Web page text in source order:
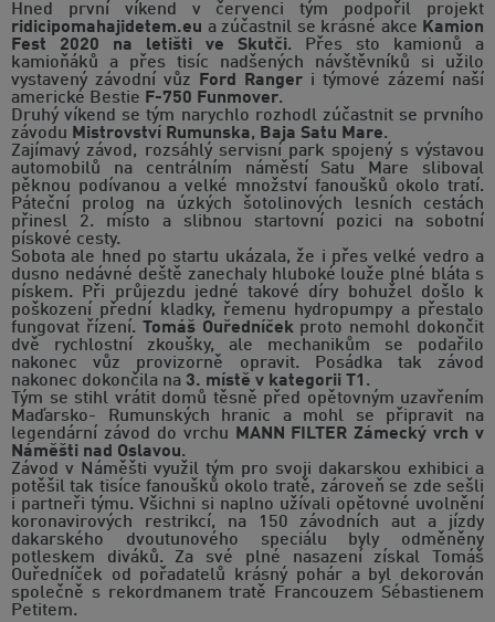
Hned první víkend v červenci tým podpořil projekt
ridicipomahajidetem.eu a zúčastnil se krásné akce Kamion
Fest 2020 na letišti ve Skutči. Přes sto kamionů a
kamioňáků a přes tisíc nadšených návštěvníků si užilo
vystavený závodní vůz Ford Ranger i týmové zázemí naší
americké Bestie F-750 Funmover.
Druhý víkend se tým narychlo rozhodl zúčastnit se prvního
závodu Mistrovství Rumunska, Baja Satu Mare.
Zajímavý závod, rozsáhlý servisní park spojený s výstavou
automobilů na centrálním náměstí Satu Mare sliboval
pěknou podívanou a velké množství fanoušků okolo tratí.
Páteční prolog na úzkých šotolinových lesních cestách
přinesl 2. místo a slibnou startovní pozici na sobotní
pískové cesty.
Sobota ale hned po startu ukázala, že i přes velké vedro a
dusno nedávné deště zanechaly hluboké louže plné bláta s
pískem. Při průjezdu jedné takové díry bohužel došlo k
poškození přední kladky, řemenu hydropumpy a přestalo
fungovat řízení. Tomáš Ouředníček proto nemohl dokončit
dvě rychlostní zkoušky, ale mechanikům se podařilo
nakonec vůz provizorně opravit. Posádka tak závod
nakonec dokončila na 3. místě v kategorii T1 .
Tým se stihl vrátit domů těsně před opětovným uzavřením
Maďarsko- Rumunských hranic a mohl se připravit na
legendární závod do vrchu MANN FILTER Zámecký vrch v
Náměšti nad Oslavou.
Závod v Náměšti využil tým pro svoji dakarskou exhibici a
potěšil tak tisíce fanoušků okolo tratě, zároveň se zde sešli
i partneři týmu. Všichni si naplno užívali opětovné uvolnění
koronavirových restrikcí, na 150 závodních aut a jízdy
dakarského dvoutunového speciálu byly odměněny
potleskem diváků. Za své plné nasazení získal Tomáš
Ouředníček od pořadatelů krásný pohár a byl dekorován
společně s rekordmanem tratě Francouzem Sébastienem
Petitem.